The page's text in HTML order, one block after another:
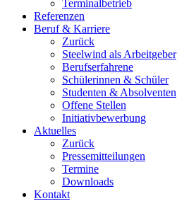
Terminalbetrieb
Referenzen
Beruf & Karriere
Zurück
Steelwind als Arbeitgeber
Berufserfahrene
Schülerinnen & Schüler
Studenten & Absolventen
Offene Stellen
Initiativbewerbung
Aktuelles
Zurück
Pressemitteilungen
Termine
Downloads
Kontakt